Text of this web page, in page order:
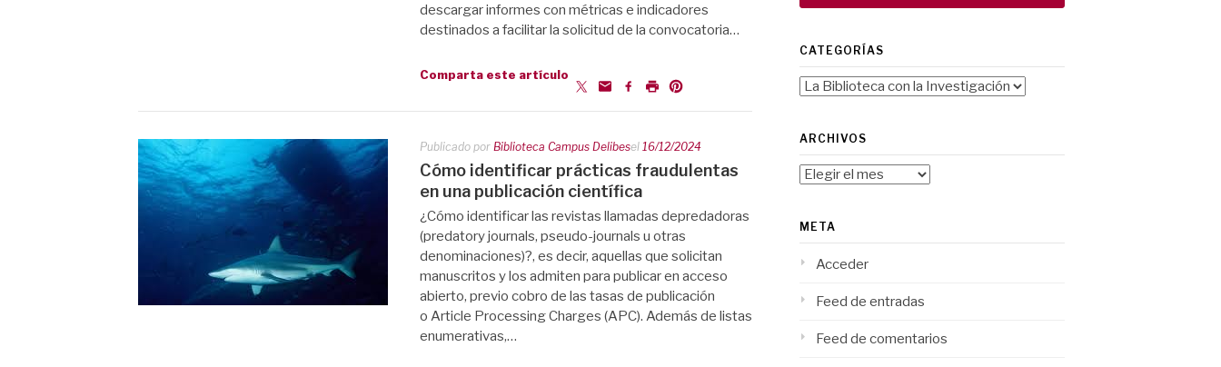
descargar informes con métricas e indicadores
destinados a facilitar la solicitud de la convocatoria…
Comparta este artículo
Publicado por Biblioteca Campus Delibesel 16/12/2024
Cómo identificar prácticas fraudulentas
en una publicación científica
¿Cómo identificar las revistas llamadas depredadoras
(predatory journals, pseudo-journals u otras
denominaciones)?, es decir, aquellas que solicitan
manuscritos y los admiten para publicar en acceso
abierto, previo cobro de las tasas de publicación
o Article Processing Charges (APC). Además de listas
enumerativas,…
CATEGORÍAS
Categorías
ARCHIVOS
Archivos
META
Acceder
Feed de entradas
Feed de comentarios